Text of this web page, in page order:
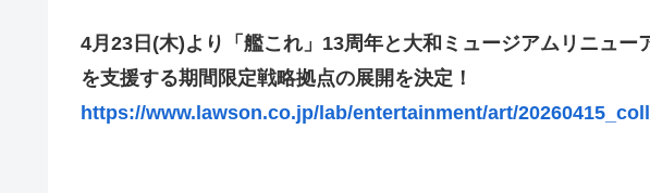
連合のモルモット部隊の部隊長になりました 第45話
【ウルトラQ】 「ナメゴン」とかいうシリーズ初の宇宙怪獣
【デレマス】 橘ありす「あなたの瞳には」
4月23日(木)より「艦これ」13周年と大和ミュージアムリニュー
を支援する期間限定戦略拠点の展開を決定！
https://www.lawson.co.jp/lab/entertainment/art/